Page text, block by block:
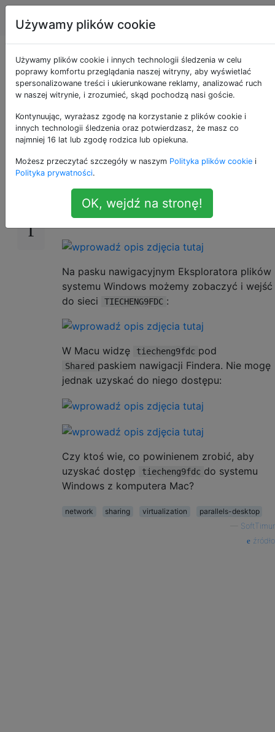
Apple Tagi
Uzyskaj dostęp do
współdzielonej sieci
Windows z Maca
4 Staram się używać systemu Windows 10
ustawienie udostępniania
Parallels Desktop
Na pasku nawigacyjnym Eksploratora plików
systemu Windows możemy zobaczyć i wejść
do sieci
TIECHENG9FDC :
W Macu widzę tiecheng9fdc pod
Shared paskiem nawigacji Findera. Nie mogę
jednak uzyskać do niego dostępu:
Czy ktoś wie, co powinienem zrobić, aby
uzyskać dostęp
tiecheng9fdc do systemu
Windows z komputera Mac?
network sharing virtualization
parallels-desktop
SoftTimur
źródło
Używamy plików cookie
Używamy plików cookie i innych technologii śledzenia w celu
poprawy komfortu przeglądania naszej witryny, aby wyświetlać
spersonalizowane treści i ukierunkowane reklamy, analizować ruch
w naszej witrynie, i zrozumieć, skąd pochodzą nasi goście.
Kontynuując, wyrażasz zgodę na korzystanie z plików cookie i
innych technologii śledzenia oraz potwierdzasz, że masz co
najmniej 16 lat lub zgodę rodzica lub opiekuna.
Możesz przeczytać szczegóły w naszym Polityka plików cookie i
Polityka prywatności.
OK, wejdź na stronę!